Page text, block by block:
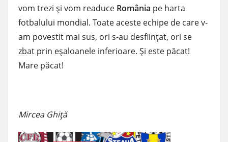
vom trezi şi vom readuce România pe harta
fotbalului mondial. Toate aceste echipe de care v-
am povestit mai sus, ori s-au desfiinţat, ori se
zbat prin eşaloanele inferioare. Şi este păcat!
Mare păcat!
Mircea Ghiţă